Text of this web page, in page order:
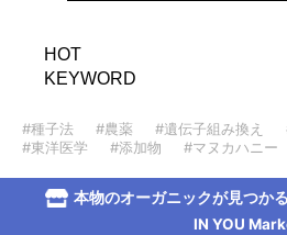
HOT
KEYWORD
#種子法 #農薬 #遺伝子組み換え
#東洋医学
#添加物 #マヌカハニー
本物のオーガニックが見つか
IN YOU